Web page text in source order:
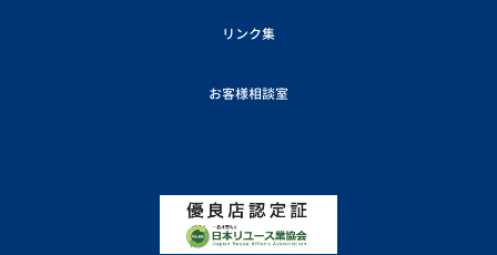
リンク集
お客様相談室